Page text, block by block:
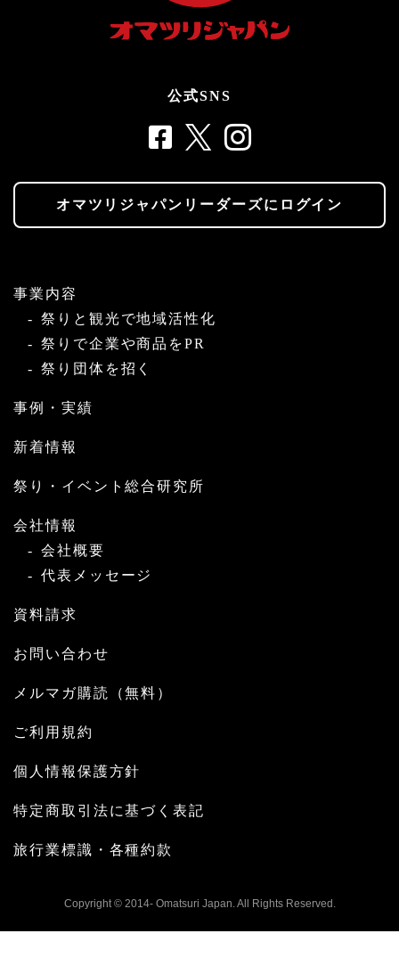
公式SNS
オマツリジャパンリーダーズにログイン
事業内容
祭りと観光で地域活性化
祭りで企業や商品をPR
祭り団体を招く
事例・実績
新着情報
祭り・イベント総合研究所
会社情報
会社概要
代表メッセージ
資料請求
お問い合わせ
メルマガ購読（無料）
ご利用規約
個人情報保護方針
特定商取引法に基づく表記
旅行業標識・各種約款
Copyright © 2014- Omatsuri Japan. All Rights Reserved.